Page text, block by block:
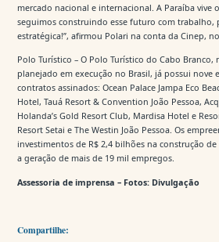
mercado nacional e internacional. A Paraíba vive
seguimos construindo esse futuro com trabalho,
estratégica!”, afirmou Polari na conta da Cinep,
Polo Turístico – O Polo Turístico do Cabo
planejado em execução no Brasil, já possui nove
contratos assinados: Ocean Palace Jampa Eco
Hotel, Tauá Resort & Convention João Pessoa,
Holanda’s Gold Resort Club, Mardisa Hotel e
Resort Setai e The Westin João Pessoa. Os
investimentos de R$ 2,4 bilhões na construção
a geração de mais de 19 mil empregos.
Assessoria de imprensa – Fotos: Divulgação
Compartilhe: